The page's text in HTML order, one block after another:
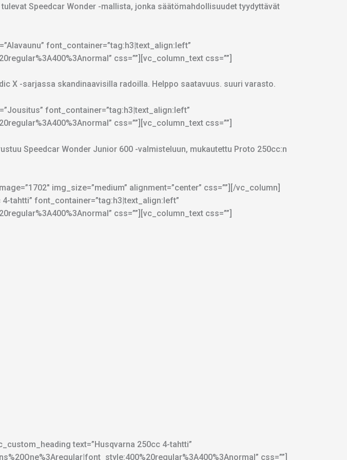
Speedcar Wonder -mallista, jonka säätömahdollisuudet tyydyttävät
font_container=”tag:h3|text_align:left”
css=””][vc_column_text css=””]
X -sarjassa skandinaavisilla radoilla. Helppo saatavuus. suuri varasto.
font_container=”tag:h3|text_align:left”
css=””][vc_column_text css=””]
Speedcar Wonder Junior 600 -valmisteluun, mukautettu Proto 250cc:n
img_size=”medium” alignment=”center” css=””][/vc_column]
tahtti” font_container=”tag:h3|text_align:left”
css=””][vc_column_text css=””]
text=”Husqvarna 250cc 4-tahtti”
css=””]